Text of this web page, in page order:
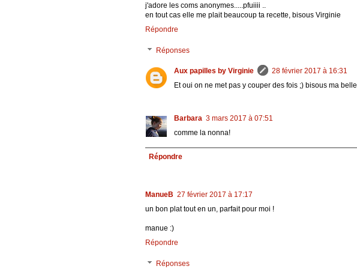
j'adore les coms anonymes.....pfuiiii ..
en tout cas elle me plait beaucoup ta recette, bisous Virginie
Répondre
Réponses
Aux papilles by Virginie
28 février 2017 à 16:31
Et oui on ne met pas y couper des fois ;) bisous ma belle
Barbara 3 mars 2017 à 07:51
comme la nonna!
Répondre
ManueB 27 février 2017 à 17:17
un bon plat tout en un, parfait pour moi !
manue :)
Répondre
Réponses